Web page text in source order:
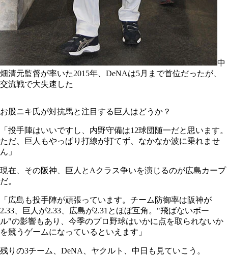
中
畑清元監督が率いた2015年、DeNAは5月まで首位だったが、
交流戦で大失速した
お股ニキ氏が対抗馬と注目する巨人はどうか？
「投手陣はいいですし、内野守備は12球団随一だと思います。
ただ、巨人もやっぱり打線が打てず、なかなか波に乗れませ
ん」
現在、その阪神、巨人とAクラス争いを演じるのが広島カープ
だ。
「広島も投手陣が頑張っています。チーム防御率は阪神が
2.33、巨人が2.33、広島が2.31とほぼ互角。"飛ばないボー
ル"の影響もあり、今季のプロ野球はいかに点を取られないか
を競うゲームになっているといえます」
残りの3チーム、DeNA、ヤクルト、中日も見ていこう。